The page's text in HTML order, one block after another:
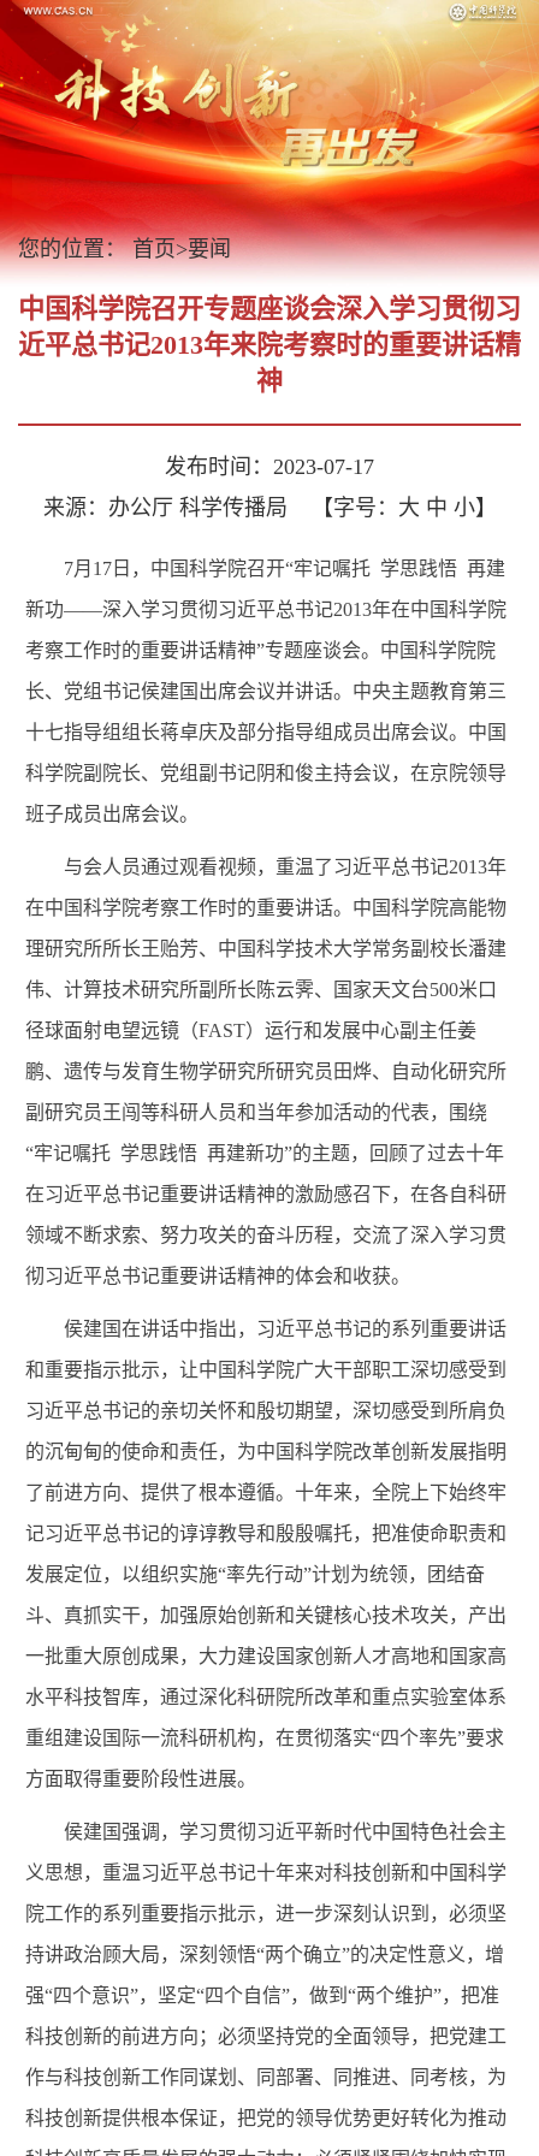
您的位置：首页>要闻
中国科学院召开专题座谈会深入学习贯彻习
近平总书记2013年来院考察时的重要讲话精
神
发布时间：2023-07-17
来源：办公厅 科学传播局
【字号： 大 中 小】
7月17日，中国科学院召开“牢记嘱托 学思践悟 再建
新功——深入学习贯彻习近平总书记2013年在中国科学院
考察工作时的重要讲话精神”专题座谈会。中国科学院院
长、党组书记侯建国出席会议并讲话。中央主题教育第三
十七指导组组长蒋卓庆及部分指导组成员出席会议。中国
科学院副院长、党组副书记阴和俊主持会议，在京院领导
班子成员出席会议。
与会人员通过观看视频，重温了习近平总书记2013年
在中国科学院考察工作时的重要讲话。中国科学院高能物
理研究所所长王贻芳、中国科学技术大学常务副校长潘建
伟、计算技术研究所副所长陈云霁、国家天文台500米口
径球面射电望远镜（FAST）运行和发展中心副主任姜
鹏、遗传与发育生物学研究所研究员田烨、自动化研究所
副研究员王闯等科研人员和当年参加活动的代表，围绕
“牢记嘱托 学思践悟 再建新功”的主题，回顾了过去十年
在习近平总书记重要讲话精神的激励感召下，在各自科研
领域不断求索、努力攻关的奋斗历程，交流了深入学习贯
彻习近平总书记重要讲话精神的体会和收获。
侯建国在讲话中指出，习近平总书记的系列重要讲话
和重要指示批示，让中国科学院广大干部职工深切感受到
习近平总书记的亲切关怀和殷切期望，深切感受到所肩负
的沉甸甸的使命和责任，为中国科学院改革创新发展指明
了前进方向、提供了根本遵循。十年来，全院上下始终牢
记习近平总书记的谆谆教导和殷殷嘱托，把准使命职责和
发展定位，以组织实施“率先行动”计划为统领，团结奋
斗、真抓实干，加强原始创新和关键核心技术攻关，产出
一批重大原创成果，大力建设国家创新人才高地和国家高
水平科技智库，通过深化科研院所改革和重点实验室体系
重组建设国际一流科研机构，在贯彻落实“四个率先”要求
方面取得重要阶段性进展。
侯建国强调，学习贯彻习近平新时代中国特色社会主
义思想，重温习近平总书记十年来对科技创新和中国科学
院工作的系列重要指示批示，进一步深刻认识到，必须坚
持讲政治顾大局，深刻领悟“两个确立”的决定性意义，增
强“四个意识”，坚定“四个自信”，做到“两个维护”，把准
科技创新的前进方向；必须坚持党的全面领导，把党建工
作与科技创新工作同谋划、同部署、同推进、同考核，为
科技创新提供根本保证，把党的领导优势更好转化为推动